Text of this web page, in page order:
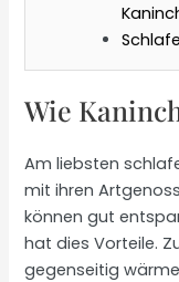
Wie
Am liebsten
mit ihren
können gut
hat dies Vorteile.
gegenseitig